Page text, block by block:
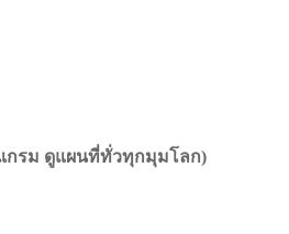
แกรม ดูแผนที่ทั่วทุกมุมโลก)